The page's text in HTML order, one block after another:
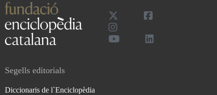
Segells editorials
Diccionaris de l`Enciclopèdia